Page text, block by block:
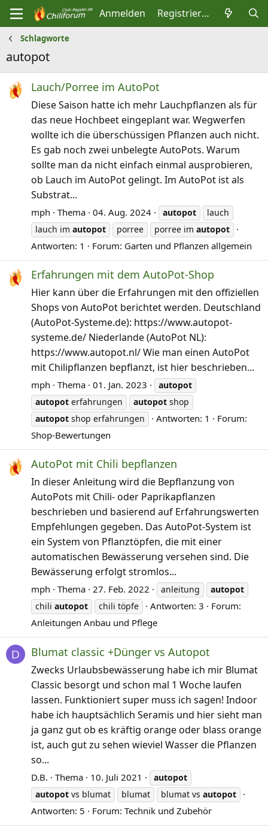
Anmelden Registrieren
Schlagworte
autopot
Lauch/Porree im AutoPot
Diese Saison hatte ich mehr Lauchpflanzen als für
das neue Hochbeet eingeplant war. Wegwerfen
wollte ich die überschüssigen Pflanzen auch nicht.
Es gab noch zwei unbelegte AutoPots. Warum
sollte man da nicht einfach einmal ausprobieren,
ob Lauch im AutoPot gelingt. Im AutoPot ist als
Substrat...
mph Thema 04. Aug. 2024 autopot
lauch
lauch im autopot porree porree im autopot
Antworten: 1 Forum: Garten und Pflanzen allgemein
Erfahrungen mit dem AutoPot-Shop
Hier kann über die Erfahrungen mit den offiziellen
Shops von AutoPot berichtet werden. Deutschland
(AutoPot-Systeme.de): https://www.autopot-
systeme.de/ Niederlande (AutoPot NL):
https://www.autopot.nl/ Wie man einen AutoPot
mit Chilipflanzen bepflanzt, ist hier beschrieben...
mph Thema 01. Jan. 2023
autopot
autopot erfahrungen autopot shop
autopot shop erfahrungen Antworten: 1
Forum:
Shop-Bewertungen
AutoPot mit Chili bepflanzen
In dieser Anleitung wird die Bepflanzung von
AutoPots mit Chili- oder Paprikapflanzen
beschrieben und basierend auf Erfahrungswerten
Empfehlungen gegeben. Das AutoPot-System ist
ein System von Pflanztöpfen, die mit einer
automatischen Bewässerung versehen sind. Die
Bewässerung erfolgt stromlos...
mph Thema 27. Feb. 2022 anleitung
autopot
chili autopot chili töpfe Antworten: 3
Forum:
Anleitungen Anbau und Pflege
D Blumat classic +Dünger vs Autopot
Zwecks Urlaubsbewässerung habe ich mir Blumat
Classic besorgt und schon mal 1 Woche laufen
lassen. Funktioniert super muss ich sagen! Indoor
habe ich hauptsächlich Seramis und hier sieht man
ja ganz gut ob es kräftig orange oder blass orange
ist, auch gut zu sehen wieviel Wasser die Pflanzen
so...
D.B. Thema 10. Juli 2021
autopot
autopot vs blumat blumat blumat vs autopot
Antworten: 5 Forum: Technik und Zubehör